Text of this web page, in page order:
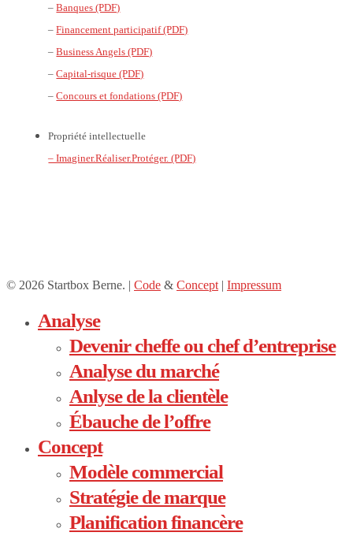
–Banques (PDF)
–Financement participatif (PDF)
–Business Angels (PDF)
–Capital-risque (PDF)
–Concours et fondations (PDF)
Propriété intellectuelle
– Imaginer.Réaliser.Protéger. (PDF)
© 2026 Startbox Berne. | Code & Concept | Impressum
Close
Analyse
Devenir cheffe ou chef d’entreprise
Analyse du marché
Anlyse de la clientèle
Ébauche de l’offre
Concept
Modèle commercial
Stratégie de marque
Planification financère